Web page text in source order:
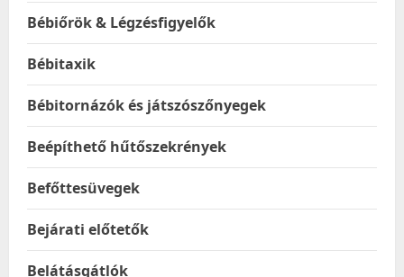
Bébiőrök & Légzésfigyelők
Bébitaxik
Bébitornázók és játszószőnyegek
Beépíthető hűtőszekrények
Befőttesüvegek
Bejárati előtetők
Belátásgátlók